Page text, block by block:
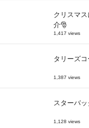
クリスマ
介🎅
1,417 views
タリーズ
1,387 views
スターバ
1,128 views